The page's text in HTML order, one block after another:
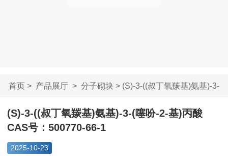
首页> 产品展厅> 分子砌块> (S)-3-((叔丁氧羰基)氨基)-3-
(...
(S)-3-((叔丁氧羰基)氨基)-3-(噻吩-2-基)丙酸
CAS号：500770-66-1
2025-10-23